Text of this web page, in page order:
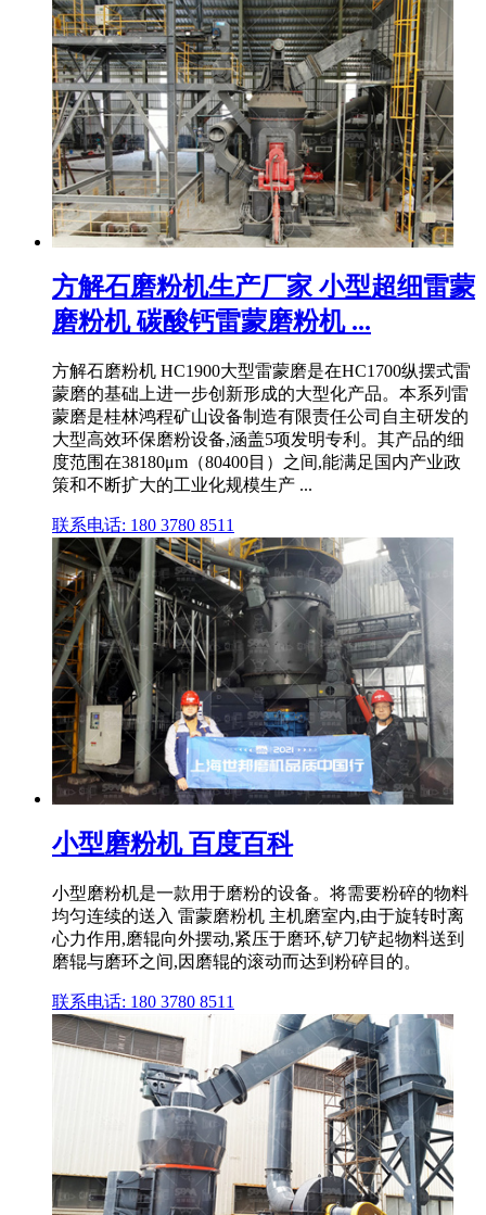
方解石磨粉机生产厂家 小型超细雷蒙
磨粉机 碳酸钙雷蒙磨粉机 ...
方解石磨粉机 HC1900大型雷蒙磨是在HC1700纵摆式雷
蒙磨的基础上进一步创新形成的大型化产品。本系列雷
蒙磨是桂林鸿程矿山设备制造有限责任公司自主研发的
大型高效环保磨粉设备,涵盖5项发明专利。其产品的细
度范围在38180μm（80400目）之间,能满足国内产业政
策和不断扩大的工业化规模生产 ...
联系电话: 180 3780 8511
小型磨粉机 百度百科
小型磨粉机是一款用于磨粉的设备。将需要粉碎的物料
均匀连续的送入 雷蒙磨粉机 主机磨室内,由于旋转时离
心力作用,磨辊向外摆动,紧压于磨环,铲刀铲起物料送到
磨辊与磨环之间,因磨辊的滚动而达到粉碎目的。
联系电话: 180 3780 8511